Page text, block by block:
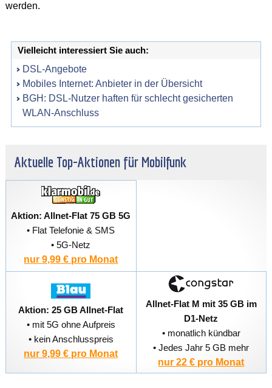
werden.
Vielleicht interessiert Sie auch:
DSL-Angebote
Mobiles Internet: Anbieter in der Übersicht
BGH: DSL-Nutzer haften für schlecht gesicherten
WLAN-Anschluss
Aktuelle Top-Aktionen für Mobilfunk
Aktion: Allnet-Flat 75 GB 5G
• Flat Telefonie & SMS
• 5G-Netz
nur 9,99 € pro Monat
Aktion: 25 GB Allnet-Flat
• mit 5G ohne Aufpreis
• kein Anschlusspreis
nur 9,99 € pro Monat
Allnet-Flat M mit 35 GB im
D1-Netz
• monatlich kündbar
• Jedes Jahr 5 GB mehr
nur 22 € pro Monat